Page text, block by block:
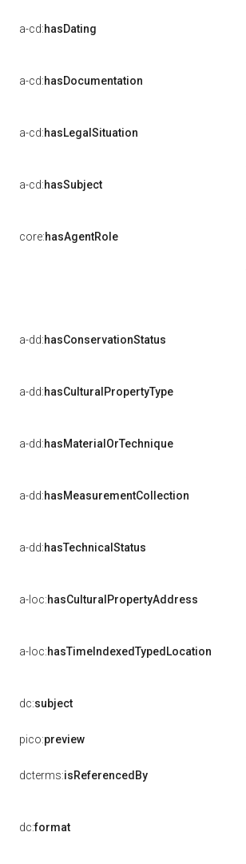
a-cd:hasDating
a-cd:hasDocumentation
a-cd:hasLegalSituation
a-cd:hasSubject
core:hasAgentRole
a-dd:hasConservationStatus
a-dd:hasCulturalPropertyType
a-dd:hasMaterialOrTechnique
a-dd:hasMeasurementCollection
a-dd:hasTechnicalStatus
a-loc:hasCulturalPropertyAddress
a-loc:hasTimeIndexedTypedLocation
dc:subject
pico:preview
dcterms:isReferencedBy
dc:format